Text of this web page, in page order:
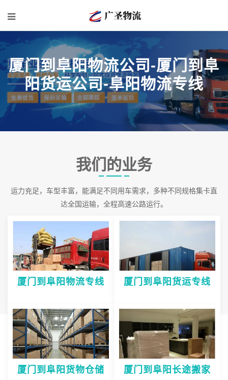
厦门到阜阳物流公司-厦门到阜
阳货运公司-阜阳物流专线
我们的业务
运力充足，车型丰富，能满足不同用车需求，多种不同规格集卡直
达全国运输，全程高速公路运行。
厦门到阜阳物流专线 厦门到阜阳货运专线
厦门到阜阳货物仓储 厦门到阜阳长途搬家